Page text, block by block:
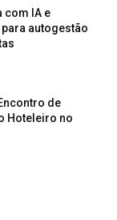
com IA e
autogestão
de
Hoteleiro no